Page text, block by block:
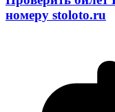
номеру stoloto.ru